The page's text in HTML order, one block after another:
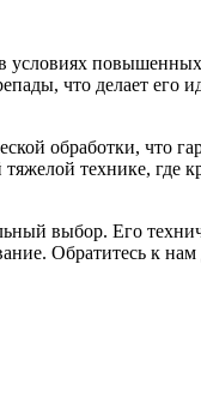
что делает
обработки, что
технике, где
выбор. Его
Обратитесь к нам